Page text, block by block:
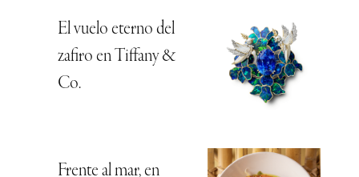
El vuelo eterno del
zafiro en Tiffany &
Co.
Frente al mar, en